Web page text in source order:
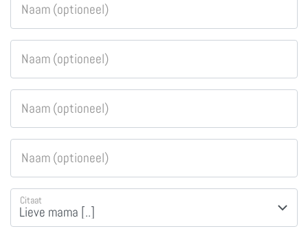
Naam (optioneel)
Naam (optioneel)
Naam (optioneel)
Naam (optioneel)
Citaat